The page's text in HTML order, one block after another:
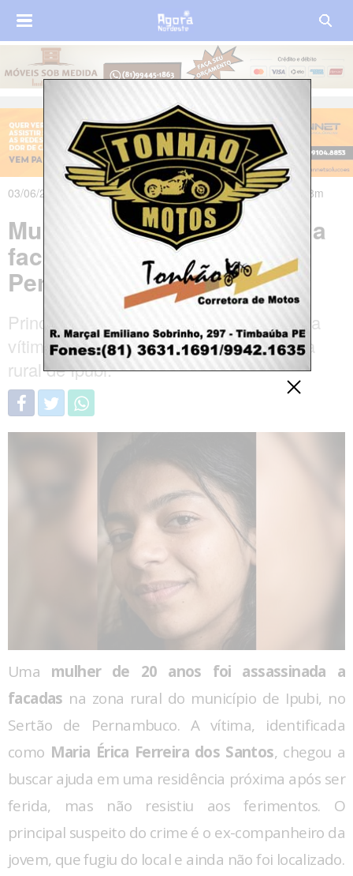
03/06/2026 às 14h44m - Atualizado em 04/06/2026 às 04h38m
Mulher de 20 anos é morta a
facadas no Sertão de
Pernambuco
Principal suspeito é o ex-companheiro da
vítima, que está foragido. Crime na zona
rural de Ipubi.
Uma mulher de 20 anos foi assassinada a
facadas na zona rural do município de Ipubi, no
Sertão de Pernambuco. A vítima, identificada
como Maria Érica Ferreira dos Santos, chegou a
buscar ajuda em uma residência próxima após ser
ferida, mas não resistiu aos ferimentos. O
principal suspeito do crime é o ex-companheiro da
jovem, que fugiu do local e ainda não foi localizado.